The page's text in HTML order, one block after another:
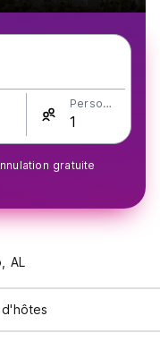
Personnes
gratuite
AL